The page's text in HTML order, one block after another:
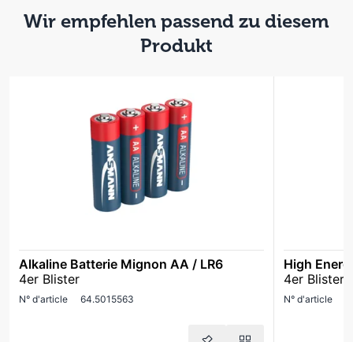
Wir empfehlen passend zu diesem
Produkt
Alkaline Batterie Mignon AA / LR6
4er Blister
N° d'article 64.5015563
High
4er Blister
N° d'article